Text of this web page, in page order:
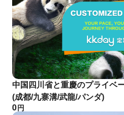
中国四川省と重慶のプライベ
(成都/九寨溝/武龍/パンダ)
円
0